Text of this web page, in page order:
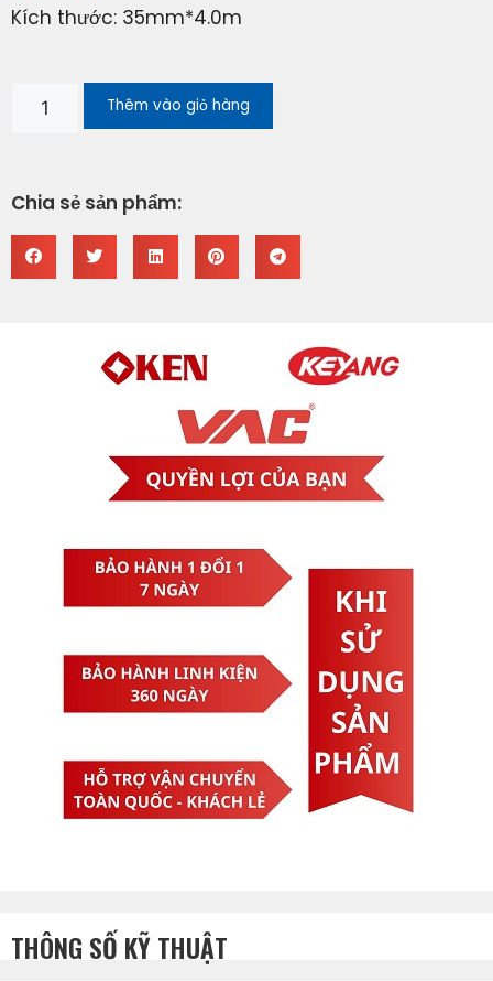
Kích thước: 35mm*4.0m
Thêm vào giỏ hàng
Chia sẻ sản phẩm:
THÔNG SỐ KỸ THUẬT